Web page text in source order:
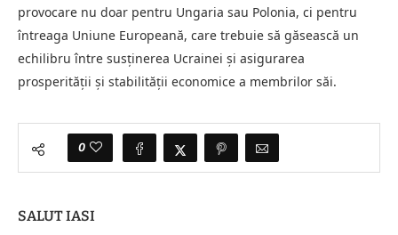
provocare nu doar pentru Ungaria sau Polonia, ci pentru
întreaga Uniune Europeană, care trebuie să găsească un
echilibru între susținerea Ucrainei și asigurarea
prosperității și stabilității economice a membrilor săi.
0
SALUT IASI